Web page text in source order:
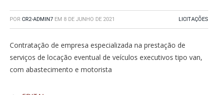
POR CR2-ADMIN7 EM 8 DE JUNHO DE 2021 LICITAÇÕES
Contratação de empresa especializada na prestação de
serviços de locação eventual de veículos executivos tipo van,
com abastecimento e motorista